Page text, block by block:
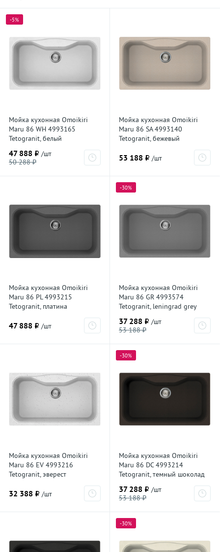
-5%
Мойка кухонная Omoikiri
Maru 86 WH 4993165
Tetogranit, белый
47 888 ₽ /шт
50 288 ₽
Мойка кухонная Omoikiri
Maru 86 SA 4993140
Tetogranit, бежевый
53 188 ₽ /шт
Мойка кухонная Omoikiri
Maru 86 PL 4993215
Tetogranit, платина
47 888 ₽ /шт
-30%
Мойка кухонная Omoikiri
Maru 86 GR 4993574
Tetogranit, leningrad grey
37 288 ₽ /шт
53 188 ₽
Мойка кухонная Omoikiri
Maru 86 EV 4993216
Tetogranit, эверест
32 388 ₽ /шт
-30%
Мойка кухонная Omoikiri
Maru 86 DC 4993214
Tetogranit, темный шоколад
37 288 ₽ /шт
53 188 ₽
-30%